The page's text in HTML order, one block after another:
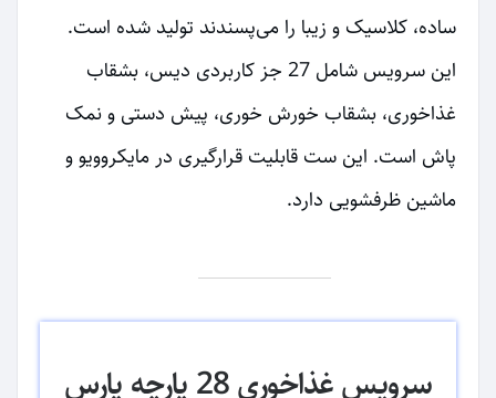
ساده، کلاسیک و زیبا را می‌پسندند تولید شده است.
این سرویس شامل 27 جز کاربردی دیس، بشقاب
غذاخوری، بشقاب خورش خوری، پیش دستی و نمک
پاش است. این ست قابلیت قرارگیری در مایکروویو و
ماشین ظرفشویی دارد.
سرویس غذاخوری 28 پارچه پارس